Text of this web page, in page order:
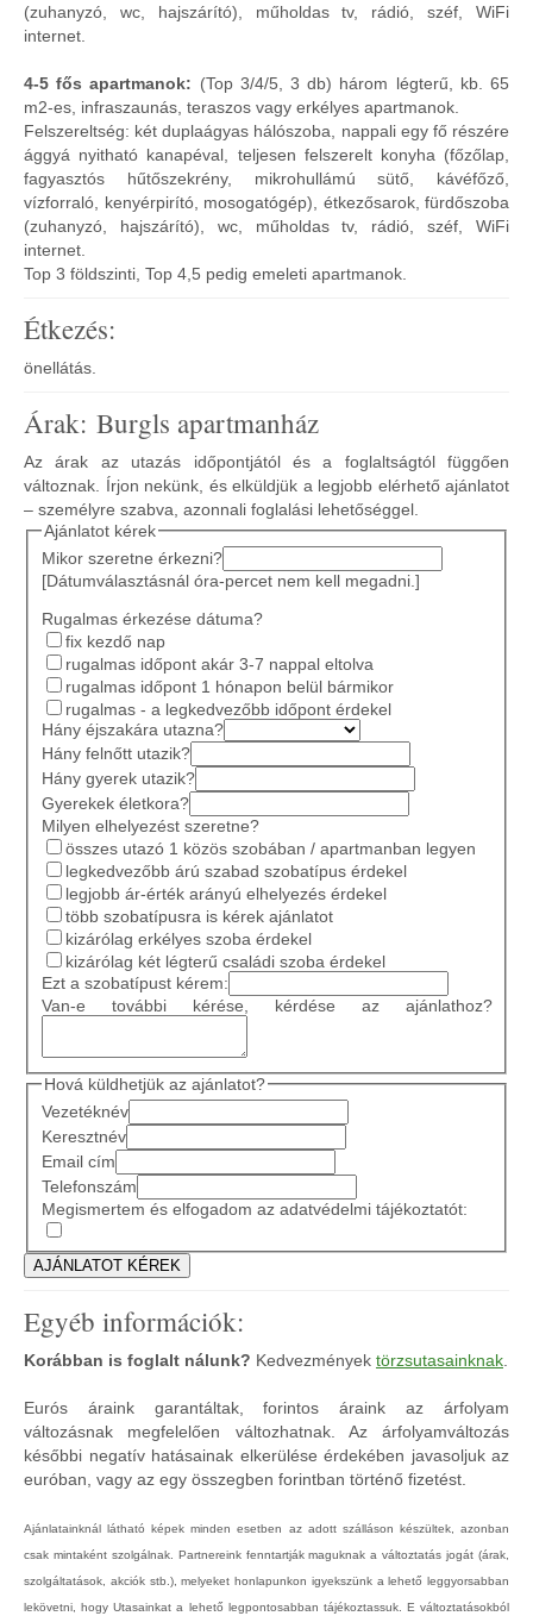
(zuhanyzó, wc, hajszárító), műholdas tv, rádió, széf, WiFi
internet.
4-5 fős apartmanok: (Top 3/4/5, 3 db) három légterű, kb. 65
m2-es, infraszaunás, teraszos vagy erkélyes apartmanok.
Felszereltség: két duplaágyas hálószoba, nappali egy fő részére
ággyá nyitható kanapéval, teljesen felszerelt konyha (főzőlap,
fagyasztós hűtőszekrény, mikrohullámú sütő, kávéfőző,
vízforraló, kenyérpirító, mosogatógép), étkezősarok, fürdőszoba
(zuhanyzó, hajszárító), wc, műholdas tv, rádió, széf, WiFi
internet.
Top 3 földszinti, Top 4,5 pedig emeleti apartmanok.
Étkezés:
önellátás.
Árak: Burgls apartmanház
Az árak az utazás időpontjától és a foglaltságtól függően
változnak. Írjon nekünk, és elküldjük a legjobb elérhető ajánlatot
– személyre szabva, azonnali foglalási lehetőséggel.
Ajánlatot kérek
Mikor szeretne érkezni?
[Dátumválasztásnál óra-percet nem kell megadni.]
Rugalmas érkezése dátuma?
fix kezdő nap
rugalmas időpont akár 3-7 nappal eltolva
rugalmas időpont 1 hónapon belül bármikor
rugalmas - a legkedvezőbb időpont érdekel
Hány éjszakára utazna?
Hány felnőtt utazik?
Hány gyerek utazik?
Gyerekek életkora?
Milyen elhelyezést szeretne?
összes utazó 1 közös szobában / apartmanban legyen
legkedvezőbb árú szabad szobatípus érdekel
legjobb ár-érték arányú elhelyezés érdekel
több szobatípusra is kérek ajánlatot
kizárólag erkélyes szoba érdekel
kizárólag két légterű családi szoba érdekel
Ezt a szobatípust kérem:
Van-e további kérése, kérdése az ajánlathoz?
Hová küldhetjük az ajánlatot?
Vezetéknév
Keresztnév
Email cím
Telefonszám
Megismertem és elfogadom az adatvédelmi tájékoztatót:
Egyéb információk:
Korábban is foglalt nálunk? Kedvezmények törzsutasainknak.
Eurós áraink garantáltak, forintos áraink az árfolyam
változásnak megfelelően változhatnak. Az árfolyamváltozás
későbbi negatív hatásainak elkerülése érdekében javasoljuk az
euróban, vagy az egy összegben forintban történő fizetést.
Ajánlatainknál látható képek minden esetben az adott szálláson készültek, azonban
csak mintaként szolgálnak. Partnereink fenntartják maguknak a változtatás jogát (árak,
szolgáltatások, akciók stb.), melyeket honlapunkon igyekszünk a lehető leggyorsabban
lekövetni, hogy Utasainkat a lehető legpontosabban tájékoztassuk. E változtatásokból